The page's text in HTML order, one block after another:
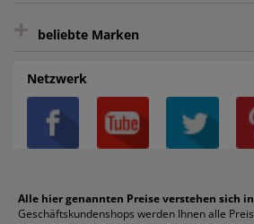
FAQ
AGB
Datenschutz
Privatsphäre-Einstellungen
Über uns
Reklamation / Retouren
Vertrag widerrufen (Privatkunden)
Aktenvernichter
Batterien
Bleistifte
Blöcke
Boardmarker
Briefumschläge
Druckerpatronen
Heftstreifen
Kaffee
Klebeband
Klemmmappen
Kopierpapier
+ beliebte Marken
Alco
Avery/Zweckform
Canon
Durable
DYMO
Leitz
Läufer
Melitta
Pentel
Pelikan
Netzwerk
Alle hier genannten Preise verstehen sich
Geschäftskundenshops werden Ihnen alle